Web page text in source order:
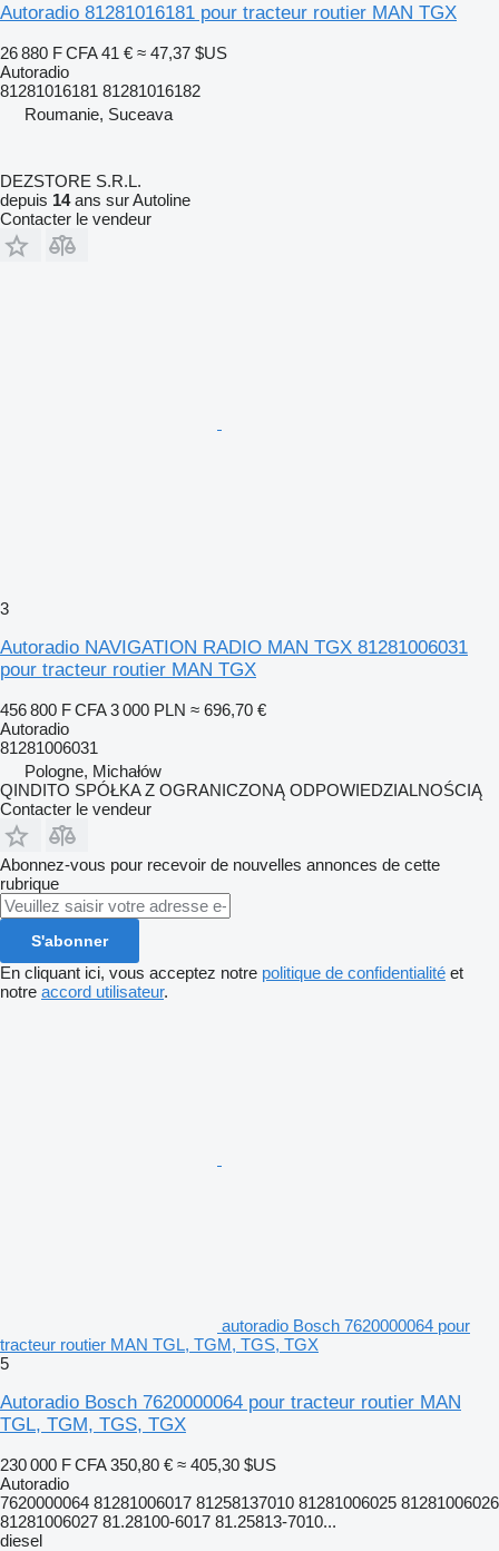
Autoradio 81281016181 pour tracteur routier MAN TGX
26 880 F CFA 41 € ≈ 47,37 $US
Autoradio
81281016181 81281016182
Roumanie, Suceava
DEZSTORE S.R.L.
depuis 14ans sur Autoline
Contacter le vendeur
3
Autoradio NAVIGATION RADIO MAN TGX 81281006031
pour tracteur routier MAN TGX
456 800 F CFA 3 000 PLN ≈ 696,70 €
Autoradio
81281006031
Pologne, Michałów
QINDITO SPÓŁKA Z OGRANICZONĄ ODPOWIEDZIALNOŚCIĄ
Contacter le vendeur
Abonnez-vous pour recevoir de nouvelles annonces de cette
rubrique
S'abonner
En cliquant ici, vous acceptez notre politique de confidentialité et
notre accord utilisateur.
autoradio Bosch 7620000064 pour
tracteur routier MAN TGL, TGM, TGS, TGX
5
Autoradio Bosch 7620000064 pour tracteur routier MAN
TGL, TGM, TGS, TGX
230 000 F CFA 350,80 € ≈ 405,30 $US
Autoradio
7620000064 81281006017 81258137010 81281006025 81281006026
81281006027 81.28100-6017 81.25813-7010...
diesel